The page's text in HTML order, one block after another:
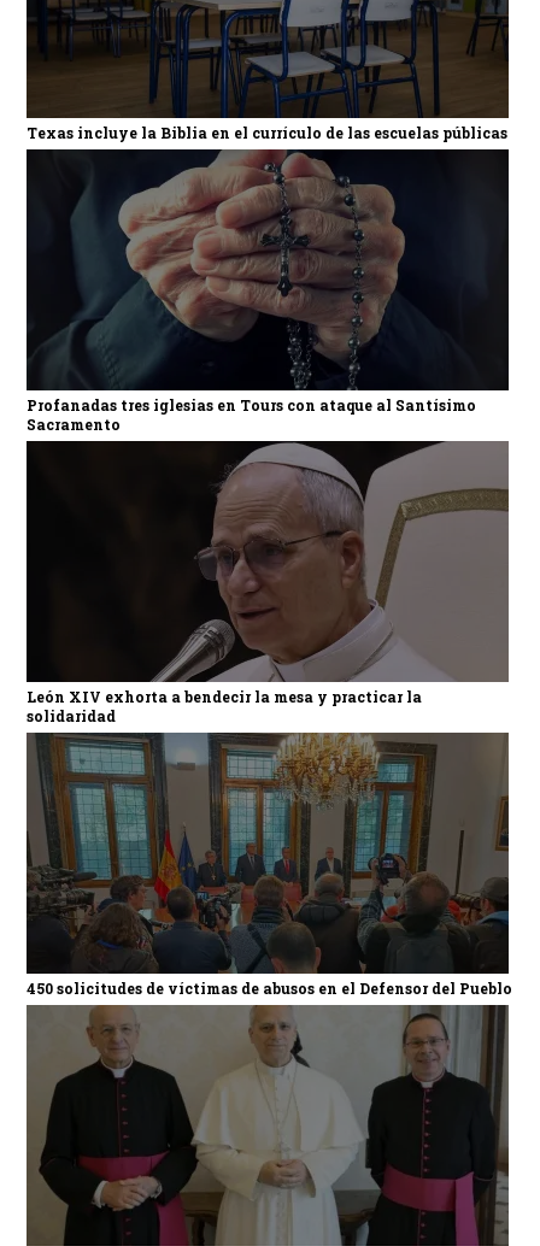
Texas incluye la Biblia en el currículo de las escuelas públicas
Profanadas tres iglesias en Tours con ataque al Santísimo
Sacramento
León XIV exhorta a bendecir la mesa y practicar la
solidaridad
450 solicitudes de víctimas de abusos en el Defensor del Pueblo